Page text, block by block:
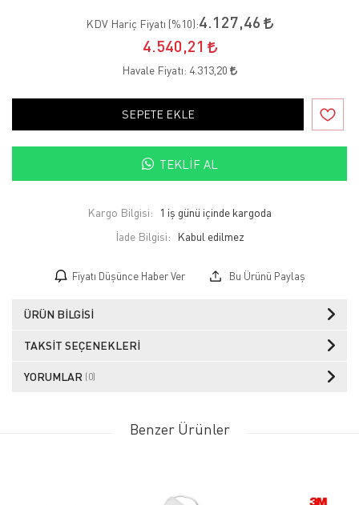
KDV Hariç Fiyatı (%10):4.127,46
4.540,21
Havale Fiyatı: 4.313,20
SEPETE EKLE
TEKLIF AL
Kargo Bilgisi:
1 iş günü içinde kargoda
İade Bilgisi:
Fiyatı Düşünce Haber Ver Bu Ürünü Paylaş
ÜRÜN BILGISI
TAKSIT SEÇENEKLERI
YORUMLAR (0)
Benzer Ürünler